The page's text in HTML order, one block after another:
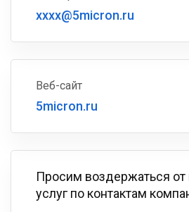
xxxx@5micron.ru
Веб-сайт
5micron.ru
Просим воздержаться
услуг по контактам